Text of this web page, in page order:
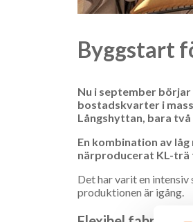
Byggstart
Nu i september
bostadskvarter i
Långshyttan, bara
En kombination av
närproducerat KL-trä
Det har varit en
produktionen är igång.